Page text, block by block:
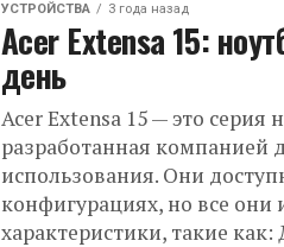
УСТРОЙСТВА 3 года назад
Acer Extensa 15:
день
Acer Extensa 15 — это серия
разработанная компанией
использования. Они
конфигурациях, но все
характеристики, такие как: